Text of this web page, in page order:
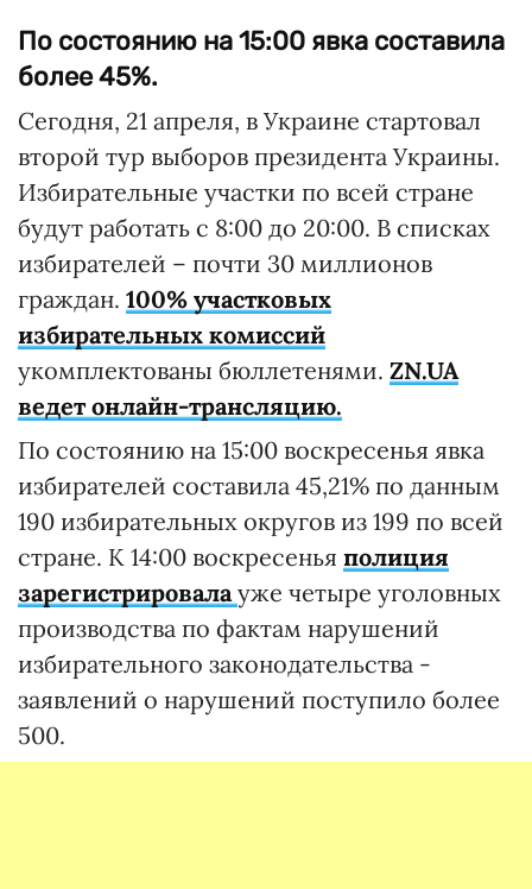
По состоянию на 15:00 явка составила
более 45%.
Сегодня, 21 апреля, в Украине стартовал
второй тур выборов президента Украины.
Избирательные участки по всей стране
будут работать с 8:00 до 20:00. В списках
избирателей – почти 30 миллионов
граждан. 100% участковых
избирательных комиссий
укомплектованы бюллетенями. ZN.UA
ведет онлайн-трансляцию.
По состоянию на 15:00 воскресенья явка
избирателей составила 45,21% по данным
190 избирательных округов из 199 по всей
стране. К 14:00 воскресенья полиция
зарегистрировала уже четыре уголовных
производства по фактам нарушений
избирательного законодательства -
заявлений о нарушений поступило более
500.